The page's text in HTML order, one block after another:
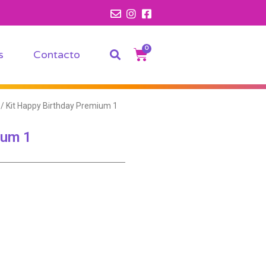
Contacto
0
/ Kit Happy Birthday Premium 1
1